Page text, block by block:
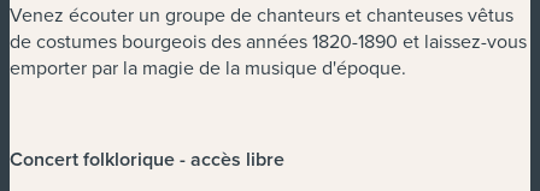
Venez écouter un groupe de chanteurs et chanteuses vêtus
de costumes bourgeois des années 1820-1890 et laissez-vous
emporter par la magie de la musique d'époque.
Concert folklorique - accès libre